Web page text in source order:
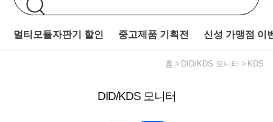
멀티모듈자판기 할인 중고제품 기획전 신성 가맹점 이
홈 DID/KDS 모니터 KDS
DID/KDS 모니터